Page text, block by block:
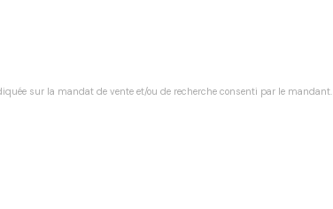
sur la mandat de vente et/ou de recherche consenti par le mandant.